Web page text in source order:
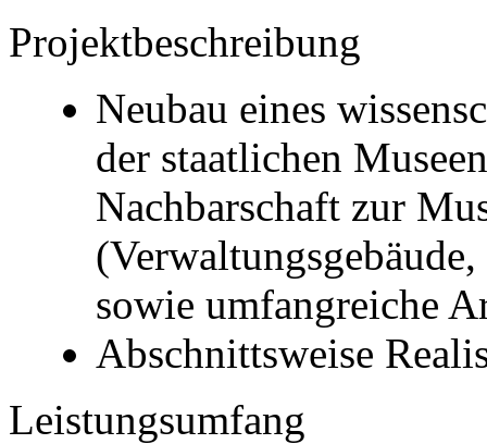
Projektbeschreibung
Neubau eines
der staatlichen
Nachbarschaft zur
sowie umfangreiche
Abschnittsweise
Leistungsumfang